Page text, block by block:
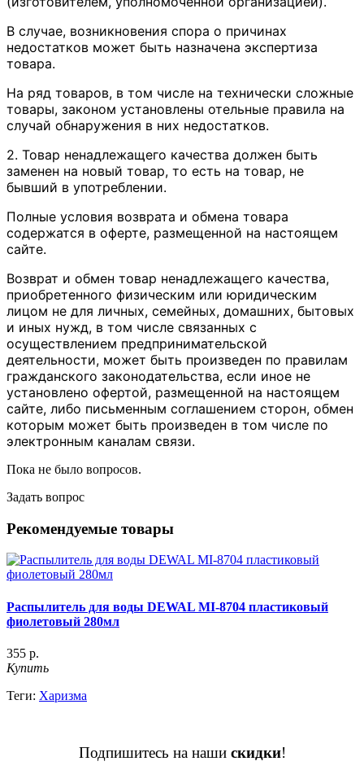
В случае, возникновения спора о причинах
недостатков может быть назначена экспертиза
товара.
На ряд товаров, в том числе на технически сложные
товары, законом установлены отельные правила на
случай обнаружения в них недостатков.
2. Товар ненадлежащего качества должен быть
заменен на новый товар, то есть на товар, не
бывший в употреблении.
Полные условия возврата и обмена товара
содержатся в оферте, размещенной на настоящем
сайте.
Возврат и обмен товар ненадлежащего качества,
приобретенного физическим или юридическим
лицом не для личных, семейных, домашних, бытовых
и иных нужд, в том числе связанных с
осуществлением предпринимательской
деятельности, может быть произведен по правилам
гражданского законодательства, если иное не
установлено офертой, размещенной на настоящем
сайте, либо письменным соглашением сторон, обмен
которым может быть произведен в том числе по
электронным каналам связи.
Пока не было вопросов.
Задать вопрос
Рекомендуемые товары
Распылитель для воды DEWAL MI-8704 пластиковый
фиолетовый 280мл
355 р.
Купить
Теги: Харизма
Подпишитесь на наши скидки!